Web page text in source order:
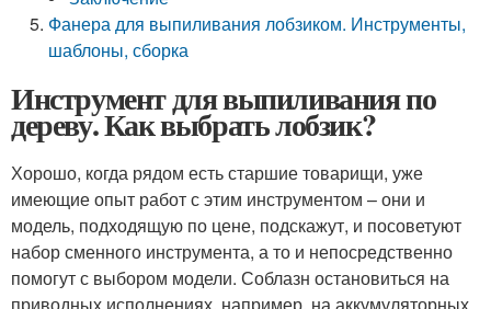
Фанера для выпиливания лобзиком. Инструменты,
шаблоны, сборка
Инструмент для выпиливания по
дереву. Как выбрать лобзик?
Хорошо, когда рядом есть старшие товарищи, уже
имеющие опыт работ с этим инструментом – они и
модель, подходящую по цене, подскажут, и посоветуют
набор сменного инструмента, а то и непосредственно
помогут с выбором модели. Соблазн остановиться на